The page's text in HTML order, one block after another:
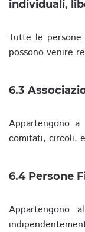
individuali,
Tutte le persone
possono venire
6.3
Appartengono
comitati, circoli,
6.4 Persone
Appartengono